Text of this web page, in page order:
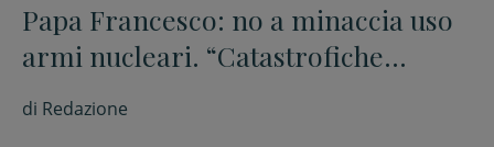
Papa Francesco: no a minaccia uso
armi nucleari. “Catastrofiche
conseguenze umanitarie e
ambientali”
di Redazione